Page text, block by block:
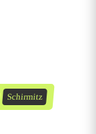
Schirmitz